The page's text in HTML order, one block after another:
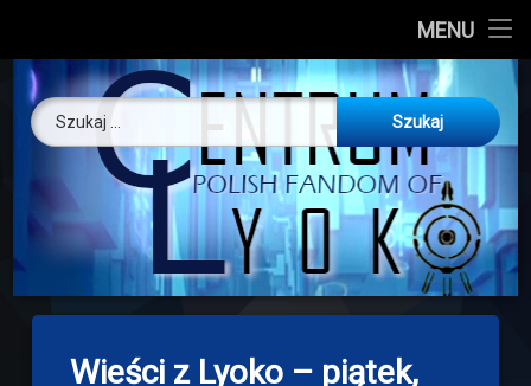
MENU
About us
O nas
Artykuły
Discord
Drogowskaz
Download
Skip
content
Centrum
Szukaj:
Wieści z Lyoko – piątek,